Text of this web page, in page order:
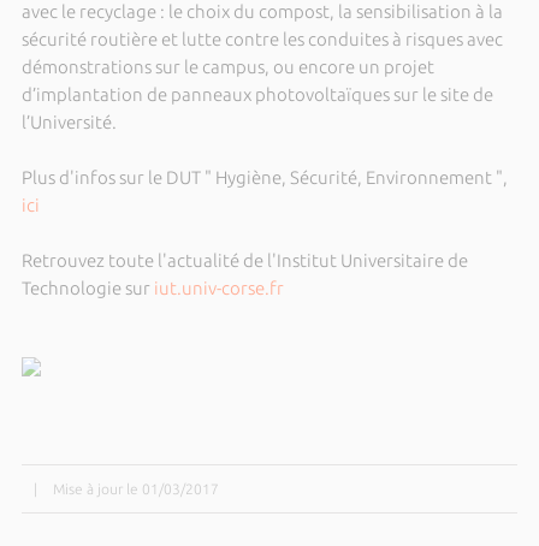
avec le recyclage : le choix du compost, la sensibilisation à la
sécurité routière et lutte contre les conduites à risques avec
démonstrations sur le campus, ou encore un projet
d’implantation de panneaux photovoltaïques sur le site de
l’Université.
Plus d'infos sur le DUT " Hygiène, Sécurité, Environnement ",
ici
Retrouvez toute l'actualité de l'Institut Universitaire de
Technologie suriut.univ-corse.fr
Mise à jour le 01/03/2017